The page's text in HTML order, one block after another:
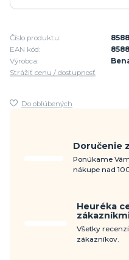
Číslo produktu:
EAN kód:
Výrobca:
Strážiť cenu / dostupnosť
Do obľúbených
Doručenie
Ponúkame
nákupe nad
Heuréka
Všetky
zákazníkov.